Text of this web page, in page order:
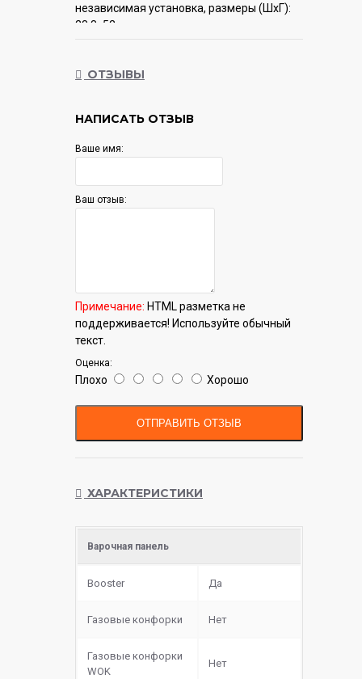
независимая установка, размеры (ШхГ):
28.8x52 см
ОТЗЫВЫ
НАПИСАТЬ ОТЗЫВ
Ваше имя:
Ваш отзыв:
Примечание: HTML разметка не
поддерживается! Используйте обычный
текст.
Оценка:
Плохо Хорошо
ОТПРАВИТЬ ОТЗЫВ
ХАРАКТЕРИСТИКИ
Варочная панель
Booster Да
Газовые конфорки Нет
Газовые конфорки
WOK
Нет